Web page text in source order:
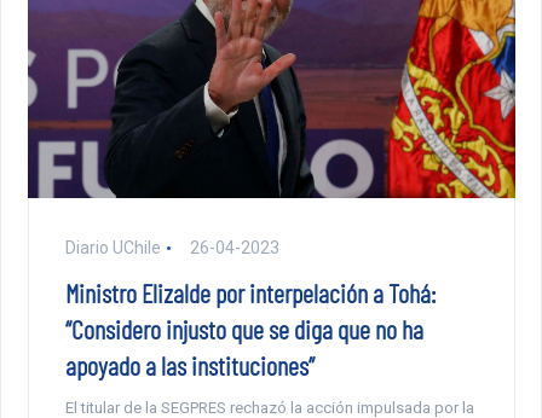
Diario UChile 26-04-2023
Ministro Elizalde por interpelación a Tohá:
“Considero injusto que se diga que no ha
apoyado a las instituciones”
El titular de la SEGPRES rechazó la acción impulsada por la